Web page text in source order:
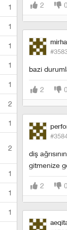
1
1
1
1
1
2
1
2
1
1
1
2 0
bazi
2 0
diş
gitmenize
2 0